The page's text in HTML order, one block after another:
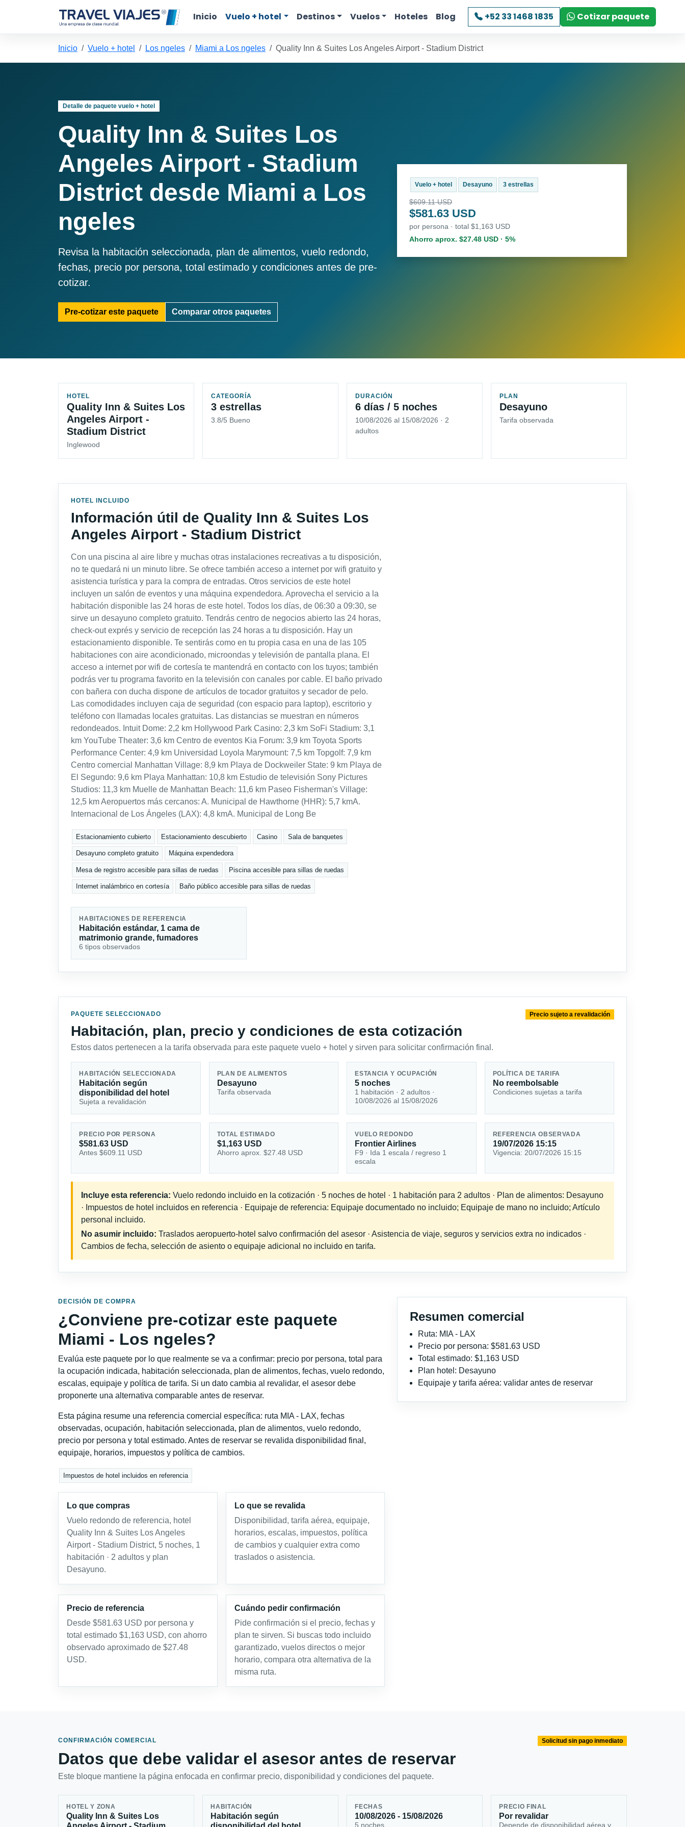
Inicio Vuelo + hotel Destinos Vuelos Hoteles Blog +52 33 1468 1835 Cotizar paquete
Inicio Vuelo + hotel Los ngeles Miami a Los ngeles Quality Inn & Suites Los Angeles Airport - Stadium District
Detalle de paquete vuelo + hotel
Quality Inn & Suites Los
Angeles Airport - Stadium
District desde Miami a Los
ngeles
Revisa la habitación seleccionada, plan de alimentos, vuelo redondo,
fechas, precio por persona, total estimado y condiciones antes de pre-
cotizar.
Pre-cotizar este paquete Comparar otros paquetes
Vuelo + hotel Desayuno 3 estrellas
$609.11 USD
$581.63 USD
por persona · total $1,163 USD
Ahorro aprox. $27.48 USD · 5%
HOTEL
Quality Inn & Suites Los
Angeles Airport -
Stadium District
Inglewood
CATEGORÍA
3 estrellas
3.8/5 Bueno
DURACIÓN
6 días / 5 noches
10/08/2026 al 15/08/2026 · 2
adultos
PLAN
Desayuno
Tarifa observada
HOTEL INCLUIDO
Información útil de Quality Inn & Suites Los
Angeles Airport - Stadium District
Con una piscina al aire libre y muchas otras instalaciones recreativas a tu disposición,
no te quedará ni un minuto libre. Se ofrece también acceso a internet por wifi gratuito y
asistencia turística y para la compra de entradas. Otros servicios de este hotel
incluyen un salón de eventos y una máquina expendedora. Aprovecha el servicio a la
habitación disponible las 24 horas de este hotel. Todos los días, de 06:30 a 09:30, se
sirve un desayuno completo gratuito. Tendrás centro de negocios abierto las 24 horas,
check-out exprés y servicio de recepción las 24 horas a tu disposición. Hay un
estacionamiento disponible. Te sentirás como en tu propia casa en una de las 105
habitaciones con aire acondicionado, microondas y televisión de pantalla plana. El
acceso a internet por wifi de cortesía te mantendrá en contacto con los tuyos; también
podrás ver tu programa favorito en la televisión con canales por cable. El baño privado
con bañera con ducha dispone de artículos de tocador gratuitos y secador de pelo.
Las comodidades incluyen caja de seguridad (con espacio para laptop), escritorio y
teléfono con llamadas locales gratuitas. Las distancias se muestran en números
redondeados. Intuit Dome: 2,2 km Hollywood Park Casino: 2,3 km SoFi Stadium: 3,1
km YouTube Theater: 3,6 km Centro de eventos Kia Forum: 3,9 km Toyota Sports
Performance Center: 4,9 km Universidad Loyola Marymount: 7,5 km Topgolf: 7,9 km
Centro comercial Manhattan Village: 8,9 km Playa de Dockweiler State: 9 km Playa de
El Segundo: 9,6 km Playa Manhattan: 10,8 km Estudio de televisión Sony Pictures
Studios: 11,3 km Muelle de Manhattan Beach: 11,6 km Paseo Fisherman's Village:
12,5 km Aeropuertos más cercanos: A. Municipal de Hawthorne (HHR): 5,7 kmA.
Internacional de Los Ángeles (LAX): 4,8 kmA. Municipal de Long Be
Estacionamiento cubierto Estacionamiento descubierto Casino Sala de banquetes
Desayuno completo gratuito Máquina expendedora
Mesa de registro accesible para sillas de ruedas Piscina accesible para sillas de ruedas
Internet inalámbrico en cortesía Baño público accesible para sillas de ruedas
HABITACIONES DE REFERENCIA
Habitación estándar, 1 cama de
matrimonio grande, fumadores
6 tipos observados
PAQUETE SELECCIONADO
Habitación, plan, precio y condiciones de esta cotización
Estos datos pertenecen a la tarifa observada para este paquete vuelo + hotel y sirven para solicitar confirmación final.
Precio sujeto a revalidación
HABITACIÓN SELECCIONADA
Habitación según
disponibilidad del hotel
Sujeta a revalidación
PLAN DE ALIMENTOS
Desayuno
Tarifa observada
ESTANCIA Y OCUPACIÓN
5 noches
1 habitación · 2 adultos ·
10/08/2026 al 15/08/2026
POLÍTICA DE TARIFA
No reembolsable
Condiciones sujetas a tarifa
PRECIO POR PERSONA
$581.63 USD
Antes $609.11 USD
TOTAL ESTIMADO
$1,163 USD
Ahorro aprox. $27.48 USD
VUELO REDONDO
Frontier Airlines
F9 · Ida 1 escala / regreso 1
escala
REFERENCIA OBSERVADA
19/07/2026 15:15
Vigencia: 20/07/2026 15:15
Incluye esta referencia: Vuelo redondo incluido en la cotización · 5 noches de hotel · 1 habitación para 2 adultos · Plan de alimentos: Desayuno
· Impuestos de hotel incluidos en referencia · Equipaje de referencia: Equipaje documentado no incluido; Equipaje de mano no incluido; Artículo
personal incluido.
No asumir incluido: Traslados aeropuerto-hotel salvo confirmación del asesor · Asistencia de viaje, seguros y servicios extra no indicados ·
Cambios de fecha, selección de asiento o equipaje adicional no incluido en tarifa.
DECISIÓN DE COMPRA
¿Conviene pre-cotizar este paquete
Miami - Los ngeles?
Evalúa este paquete por lo que realmente se va a confirmar: precio por persona, total para
la ocupación indicada, habitación seleccionada, plan de alimentos, fechas, vuelo redondo,
escalas, equipaje y política de tarifa. Si un dato cambia al revalidar, el asesor debe
proponerte una alternativa comparable antes de reservar.
Esta página resume una referencia comercial específica: ruta MIA - LAX, fechas
observadas, ocupación, habitación seleccionada, plan de alimentos, vuelo redondo,
precio por persona y total estimado. Antes de reservar se revalida disponibilidad final,
equipaje, horarios, impuestos y política de cambios.
Impuestos de hotel incluidos en referencia
Lo que compras
Vuelo redondo de referencia, hotel
Quality Inn & Suites Los Angeles
Airport - Stadium District, 5 noches, 1
habitación · 2 adultos y plan
Desayuno.
Lo que se revalida
Disponibilidad, tarifa aérea, equipaje,
horarios, escalas, impuestos, política
de cambios y cualquier extra como
traslados o asistencia.
Precio de referencia
Desde $581.63 USD por persona y
total estimado $1,163 USD, con ahorro
observado aproximado de $27.48
USD.
Cuándo pedir confirmación
Pide confirmación si el precio, fechas y
plan te sirven. Si buscas todo incluido
garantizado, vuelos directos o mejor
horario, compara otra alternativa de la
misma ruta.
Resumen comercial
Ruta: MIA - LAX
Precio por persona: $581.63 USD
Total estimado: $1,163 USD
Plan hotel: Desayuno
Equipaje y tarifa aérea: validar antes de reservar
CONFIRMACIÓN COMERCIAL
Datos que debe validar el asesor antes de reservar
Este bloque mantiene la página enfocada en confirmar precio, disponibilidad y condiciones del paquete.
Solicitud sin pago inmediato
HOTEL Y ZONA
Quality Inn & Suites Los
HABITACIÓN
Habitación según
FECHAS
10/08/2026 - 15/08/2026
5 noches
PRECIO FINAL
Por revalidar
Depende de disponibilidad aérea y